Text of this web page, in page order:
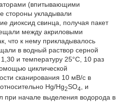
(впитывающими
стороны укладывали
диоксид свинца, получая пакет
между акриловыми
что к нему прикладывалось
в водный раствор серной
и температуру 25°С, 10 раз
циклической
сканирования 10 мВ/с в
Hg/Hg2SO4, и
при начале выделения водорода в